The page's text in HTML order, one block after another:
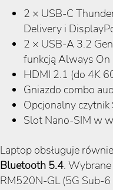
2 × USB-C
Delivery i
2 × USB-A 3.2
funkcją Always On
HDMI 2.1 (do 4K
Gniazdo combo
Opcjonalny czytnik
Slot Nano-SIM w
Laptop obsługuje
Bluetooth 5.4.
RM520N-GL (5G Sub-6